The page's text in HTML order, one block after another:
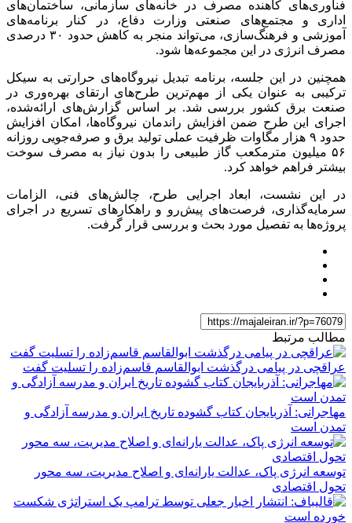
فناوری‌های کاهنده مصرف در خانه‌های سازمانی، ساختمان‌های
اداری و مجتمع‌های صنعتی وزارت دفاع، در کنار برنامه‌های
آموزشی و فرهنگ‌سازی، می‌تواند منجر به کاهش حدود ۳۰ درصدی
مصرف انرژی در این مجموعه‌ها شود.
همچنین در این جلسه، برنامه تبدیل نیروگاه‌های حرارتی به سیکل
ترکیبی به عنوان یکی از مهم‌ترین طرح‌های ارتقای بهره‌وری در
صنعت برق کشور بررسی شد. بر اساس گزارش‌های ارائه‌شده،
اجرای این طرح ضمن افزایش راندمان نیروگاه‌ها، امکان افزایش
حدود ۹ هزار مگاوات ظرفیت عملی تولید برق و صرفه‌جویی روزانه
۵۶ میلیون مترمکعب گاز طبیعی را بدون نیاز به مصرف سوخت
بیشتر فراهم خواهد کرد.
در این نشست، ابعاد اجرایی طرح، چالش‌های فنی، الزامات
سرمایه‌گذاری، فرصت‌های پیش‌رو و راهکارهای تسریع در اجرای
پروژه‌ها به تفصیل مورد بحث و بررسی قرار گرفت.
مطالب مرتبط
عراقچی در پیامی درگذشت ابوالقاسم قاسم‌زاده را تسلیت گفت
مهاجرانی: آذربایجان کتاب گشوده تاریخ ایران و مدرسه آزادگی و
تمدن است
توسعه انرژی پاک، عدالت یارانه‌ای و اصلاح مدیریت، سه محور
تحول اقتصادی